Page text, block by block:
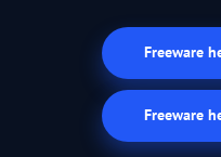
Freeware
Freeware